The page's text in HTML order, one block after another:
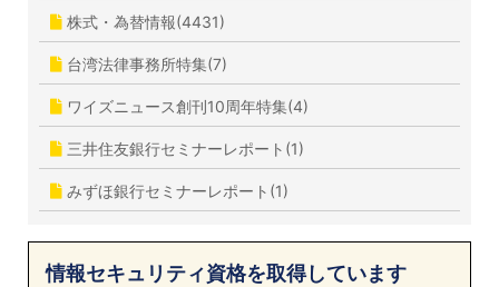
株式・為替情報(4431)
台湾法律事務所特集(7)
ワイズニュース創刊10周年特集(4)
三井住友銀行セミナーレポート(1)
みずほ銀行セミナーレポート(1)
情報セキュリティ資格を取得しています